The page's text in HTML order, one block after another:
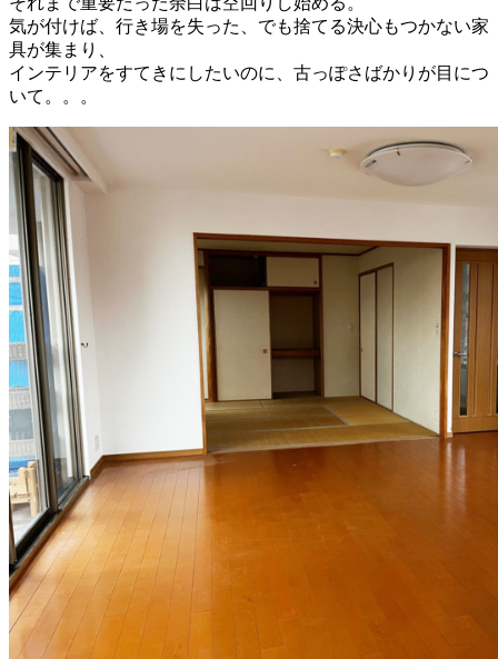
気が付けば、行き場を失った、でも捨てる決心もつかない家
具が集まり、
インテリアをすてきにしたいのに、古っぽさばかりが目につ
いて。。。